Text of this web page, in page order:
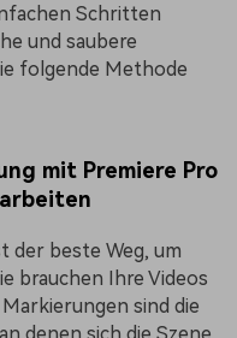
Schritten
und saubere
folgende Methode
mit Premiere Pro
der beste Weg, um
brauchen Ihre Videos
sind die